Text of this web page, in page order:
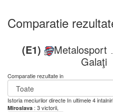
Comparatie
(E1)
Metalosport
Galaţi
-
Comparatie rezultate in
Istoria meciurilor directe In ultimele 4
Miroslava : 3 victorii,